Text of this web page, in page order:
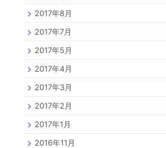
2017年8月
2017年7月
2017年5月
2017年4月
2017年3月
2017年2月
2017年1月
2016年11月